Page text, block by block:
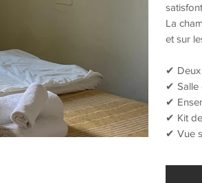
La
et sur
✔ Deux
✔ Salle
✔
✔ Kit
✔ Vue